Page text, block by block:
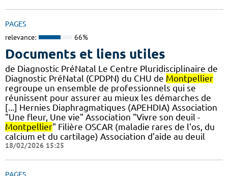
PAGES
relevance: 66%
Documents et liens utiles
de Diagnostic PréNatal Le Centre Pluridisciplinaire de
Diagnostic PréNatal (CPDPN) du CHU de Montpellier
regroupe un ensemble de professionnels qui se
réunissent pour assurer au mieux les démarches de
[...] Hernies Diaphragmatiques (APEHDIA) Association
"Une fleur, Une vie" Association "Vivre son deuil -
Montpellier" Filière OSCAR (maladie rares de l'os, du
calcium et du cartilage) Association d’aide au deuil
18/02/2026 15:25